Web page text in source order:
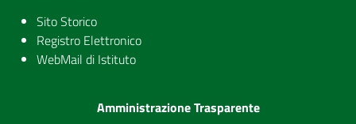
Sito Storico
Registro Elettronico
WebMail di Istituto
Amministrazione Trasparente